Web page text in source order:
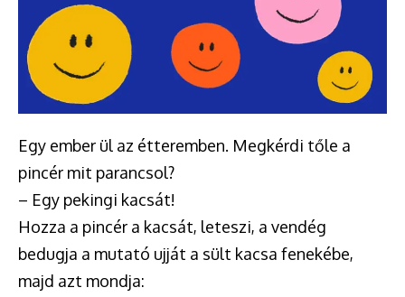
Egy ember ül az étteremben. Megkérdi tőle a
pincér mit parancsol?
– Egy pekingi kacsát!
Hozza a pincér a kacsát, leteszi, a vendég
bedugja a mutató ujját a sült kacsa fenekébe,
majd azt mondja: